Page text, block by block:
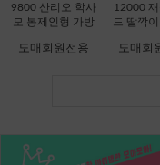
9800 산리오 학사
모 봉제인형 가방
[B2-083227]
도매회원전용
12000 재
드 딸깍
도매회